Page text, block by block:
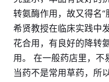
转氨酶作用，故又得名
希贤教授在临床实践中
花合用，有良好的降转
用。 在一般药店里，不
当药不是常用草药，所